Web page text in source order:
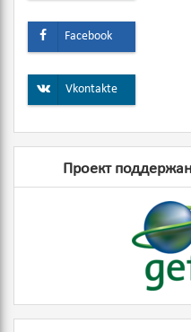
Facebook
Vkontakte
Проект